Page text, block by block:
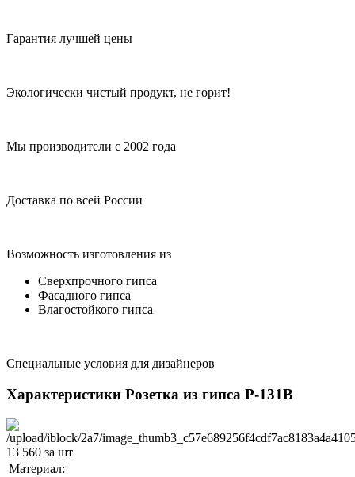
Гарантия лучшей цены
Экологически чистый продукт, не горит!
Мы производители с 2002 года
Доставка по всей России
Возможность изготовления из
Сверхпрочного гипса
Фасадного гипса
Влагостойкого гипса
Специальные условия для дизайнеров
Характеристики Розетка из гипса Р-131В
13 560 за шт
Материал: